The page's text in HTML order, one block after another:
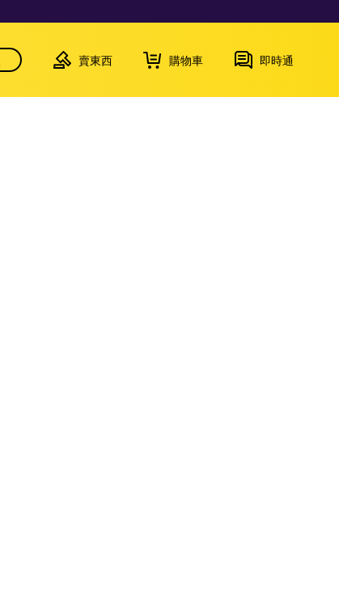
賣東西 購物車 即時通